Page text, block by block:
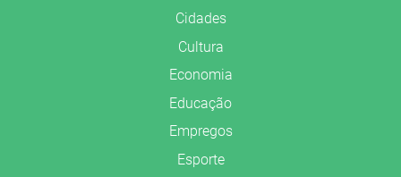
Cidades
Cultura
Economia
Educação
Empregos
Esporte